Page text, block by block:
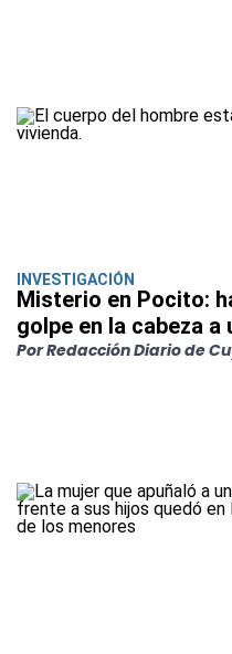
INVESTIGACIÓN
Misterio en Pocito:
golpe en la cabeza a
Por Redacción Diario de